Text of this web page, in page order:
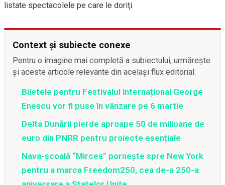
listate spectacolele pe care le doriţi.
Context și subiecte conexe
Pentru o imagine mai completă a subiectului, urmărește
și aceste articole relevante din același flux editorial.
Biletele pentru Festivalul Internațional George
Enescu vor fi puse în vânzare pe 6 martie
Delta Dunării pierde aproape 50 de milioane de
euro din PNRR pentru proiecte esențiale
Nava-școală “Mircea” pornește spre New York
pentru a marca Freedom250, cea de-a 250-a